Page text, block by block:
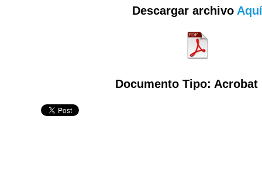
Descargar archivo Aquí
Documento Tipo: Acrobat